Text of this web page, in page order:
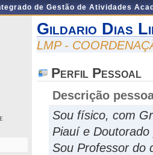
de Gestão de Atividades
Gildario Dias
LMP -
Perfil Pessoal
Descrição
Sou físico, com
Piauí e
Sou Professor do